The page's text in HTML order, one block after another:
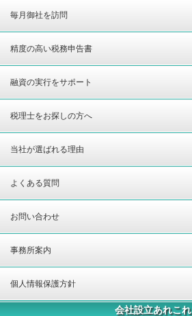
毎月御社を訪問
精度の高い税務申告書
融資の実行をサポート
税理士をお探しの方へ
当社が選ばれる理由
よくある質問
お問い合わせ
事務所案内
個人情報保護方針
会社設立あれこれ